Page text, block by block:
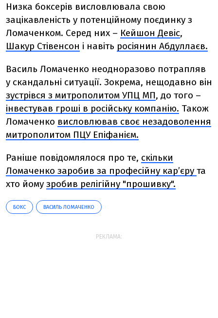
Низка боксерів висловлювала свою
зацікавленість у потенційному поєдинку з
Ломаченком. Серед них – Кейшон Девіс,
Шакур Стівенсон і навіть росіянин Абдуллаєв.
Василь Ломаченко неодноразово потрапляв
у скандальні ситуації. Зокрема, нещодавно він
зустрівся з митрополитом УПЦ МП, до того –
інвестував гроші в російську компанію. Також
Ломаченко висловлював своє незадоволення
митрополитом ПЦУ Епіфанієм.
Раніше повідомлялося про те, скільки
Ломаченко заробив за професійну кар’єру та
хто йому зробив релігійну "прошивку".
БОКС ВАСИЛЬ ЛОМАЧЕНКО
РЕКЛАМА: